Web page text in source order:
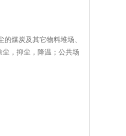
煤炭及其它物料堆场、
，抑尘，降温；公共场